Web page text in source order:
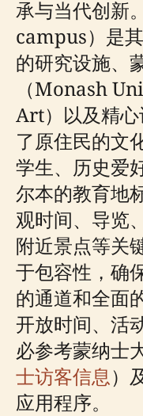
承与当代创新
campus）是
的研究设施、
（Monash
Art）以及精
了原住民的文
学生、历史爱
尔本的教育地
观时间、导览
附近景点等关
于包容性，确
的通道和全面
开放时间、活
必参考蒙纳士
士访客信息）
应用程序。